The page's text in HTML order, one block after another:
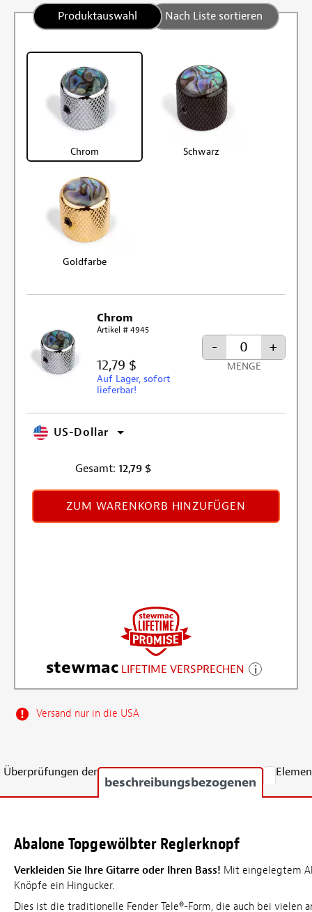
Produktauswahl Nach Liste sortieren
Chrom Schwarz
Goldfarbe
Chrom
Artikel # 4945
12,79 $
Auf Lager, sofort
lieferbar!
- +
MENGE
US-Dollar
Gesamt: 12,79 $
ZUM WARENKORB HINZUFÜGEN
stewmac LIFETIME VERSPRECHEN
Versand nur in die USA
Überprüfungen der
beschreibungsbezogenen
Abalone Topgewölbter Reglerknopf
Verkleiden Sie Ihre Gitarre oder Ihren Bass! Mit eingelegtem
Knöpfe ein Hingucker.
Dies ist die traditionelle Fender Tele®-Form, die auch bei vielen